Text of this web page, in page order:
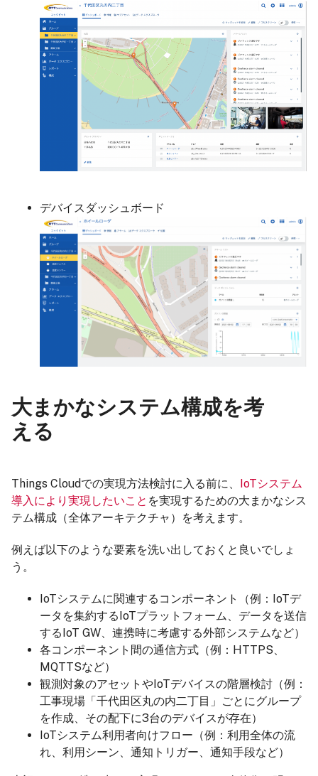
デバイスダッシュボード
大まかなシステム構成を考
える
Things Cloudでの実現方法検討に入る前に、
IoTシステム
導入により実現したいこと を実現するための大まかなシス
テム構成（全体アーキテクチャ）を考えます。
例えば以下のような要素を洗い出しておくと良いでしょ
う。
IoTシステムに関連するコンポーネント（例：IoTデ
ータを集約するIoTプラットフォーム、データを送信
するIoT GW、連携時に考慮する外部システムなど）
各コンポーネント間の通信方式（例：HTTPS、
MQTTSなど）
観測対象のアセットやIoTデバイスの階層検討（例：
工事現場「千代田区丸の内二丁目」ごとにグループ
を作成、その配下に3台のデバイスが存在）
IoTシステム利用者向けフロー（例：利用全体の流
れ、利用シーン、通知トリガー、通知手段など）